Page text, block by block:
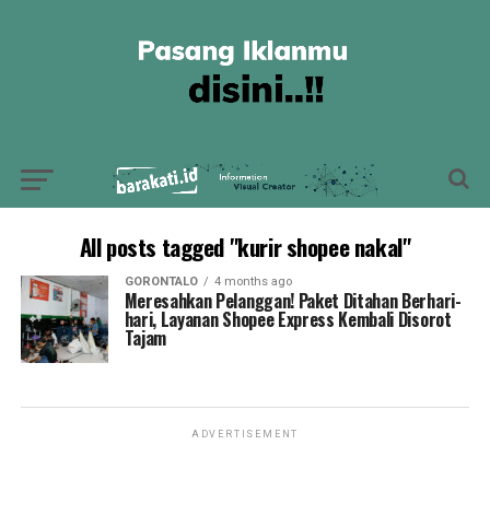
All posts tagged "kurir shopee nakal"
GORONTALO 4 months ago
Meresahkan Pelanggan! Paket Ditahan Berhari-
hari, Layanan Shopee Express Kembali Disorot
Tajam
ADVERTISEMENT